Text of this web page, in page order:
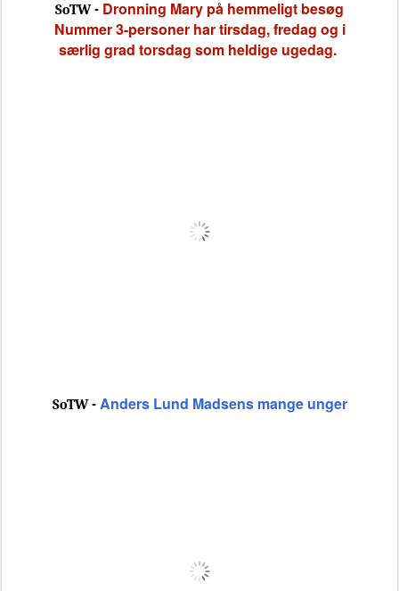
SoTW - Dronning Mary på hemmeligt besøg
Nummer 3-personer har tirsdag, fredag og i
særlig grad torsdag som heldige ugedag.
SoTW - Anders Lund Madsens mange unger